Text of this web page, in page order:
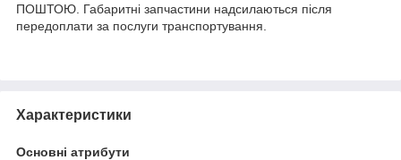
ПОШТОЮ. Габаритні запчастини надсилаються після
передоплати за послуги транспортування.
Характеристики
Основні атрибути